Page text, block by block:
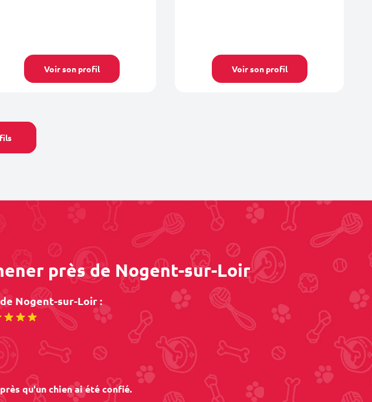
Voir son profil Voir son profil
près de Nogent-sur-Loir
Nogent-sur-Loir :
qu'un chien ai été confié.